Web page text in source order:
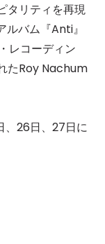
タリティを再現
バム『Anti』
レコーディン
たRoy Nachum
、26日、27日に